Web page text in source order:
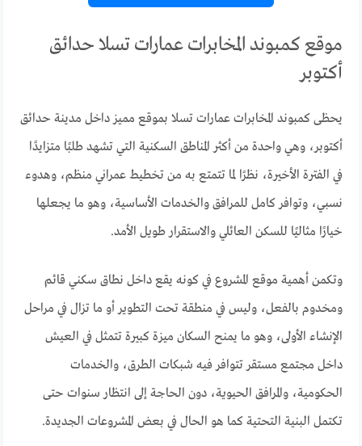
موقع كمبوند المخابرات عمارات تسلا حدائق
أكتوبر
يحظى كمبوند المخابرات عمارات تسلا بموقع مميز داخل مدينة حدائق
أكتوبر، وهي واحدة من أكثر المناطق السكنية التي تشهد طلبًا متزايدًا
في الفترة الأخيرة، نظرًا لما تتمتع به من تخطيط عمراني منظم، وهدوء
نسبي، وتوافر كامل للمرافق والخدمات الأساسية، وهو ما يجعلها
خيارًا مثاليًا للسكن العائلي والاستقرار طويل الأمد.
وتكمن أهمية موقع المشروع في كونه يقع داخل نطاق سكني قائم
ومخدوم بالفعل، وليس في منطقة تحت التطوير أو ما تزال في مراحل
الإنشاء الأولى، وهو ما يمنح السكان ميزة كبيرة تتمثل في العيش
داخل مجتمع مستقر تتوافر فيه شبكات الطرق، والخدمات
الحكومية، والمرافق الحيوية، دون الحاجة إلى انتظار سنوات حتى
تكتمل البنية التحتية كما هو الحال في بعض المشروعات الجديدة.